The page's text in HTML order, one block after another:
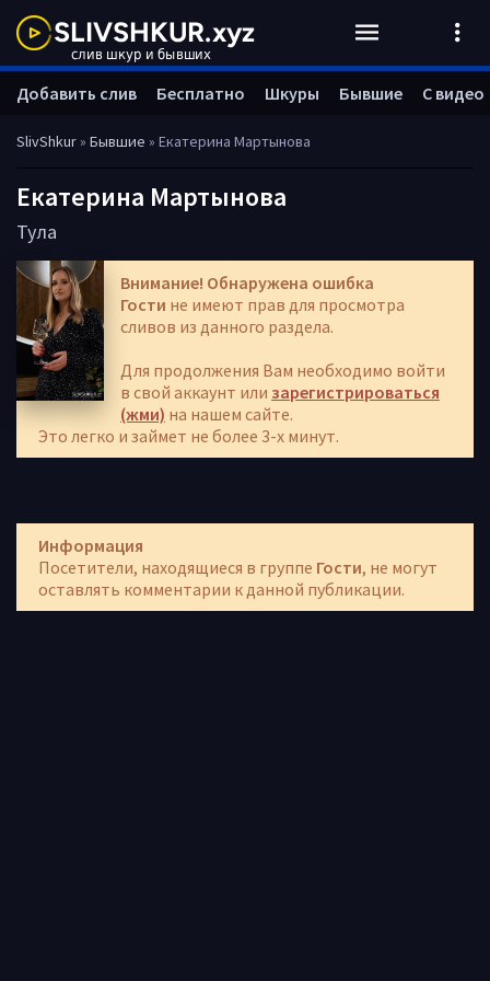
SlivShkur» Бывшие » Екатерина Мартынова
Екатерина Мартынова
Тула
Внимание! Обнаружена ошибка
Гости не имеют прав для просмотра
сливов из данного раздела.
Для продолжения Вам необходимо войти
в свой аккаунт или зарегистрироваться
(жми) на нашем сайте.
Это легко и займет не более 3-х минут.
Информация
Посетители, находящиеся в группе Гости, не могут
оставлять комментарии к данной публикации.
Добавить слив Бесплатно Шкуры Бывшие С видео